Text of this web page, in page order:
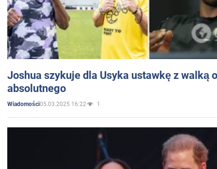
Joshua szykuje dla Usyka ustawkę z walką
absolutnego
Wiadomości05.03.2025 16:22 1